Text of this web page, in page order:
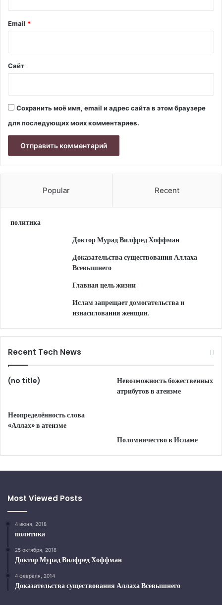
й
Email *
Сайт
Сохранить моё имя, email и адрес сайта в этом браузере
для последующих моих комментариев.
Popular Recent
политика
Доктор Мурад Вилфред Хоффман
Доказательства существования Аллаха
Всевышнего
Главная цель жизни
Ислам запрещает домогательства и
изнасилования женщин.
Recent Tech News
(no title)
Невозможность божественных
атрибутов в атеизме
Неопределённость слова
«Аллах» в атеизме
Поломничество в Исламе
Most Viewed Posts
4 июня, 2018
политика
25 октября, 2018
Доктор Мурад Вилфред Хоффман
4 февраля, 2014
Доказательства существования Аллаха Всевышнего